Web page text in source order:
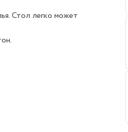
Стол легко может